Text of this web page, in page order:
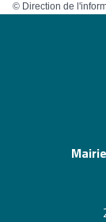
© Direction de